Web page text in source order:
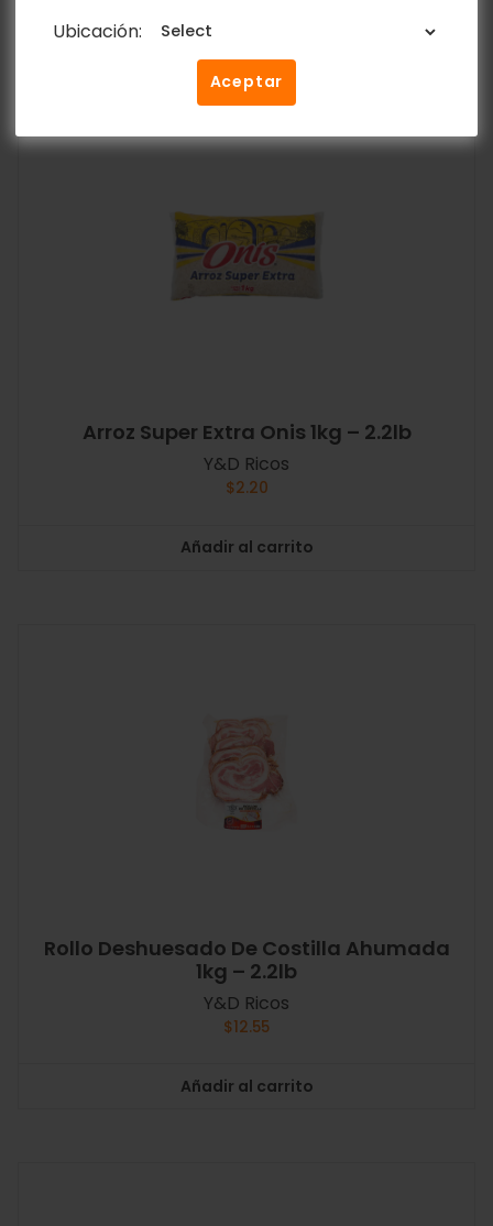
Ubicación:
Aceptar
Añadir al carrito
Arroz Super Extra Onis 1kg – 2.2lb
Y&D Ricos
$2.20
Añadir al carrito
Rollo Deshuesado De Costilla Ahumada
1kg – 2.2lb
Y&D Ricos
$12.55
Añadir al carrito